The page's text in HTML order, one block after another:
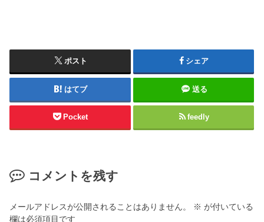
ポスト シェア
はてブ 送る
Pocket feedly
コメントを残す
メールアドレスが公開されることはありません。 ※ が付いている
欄は必須項目です